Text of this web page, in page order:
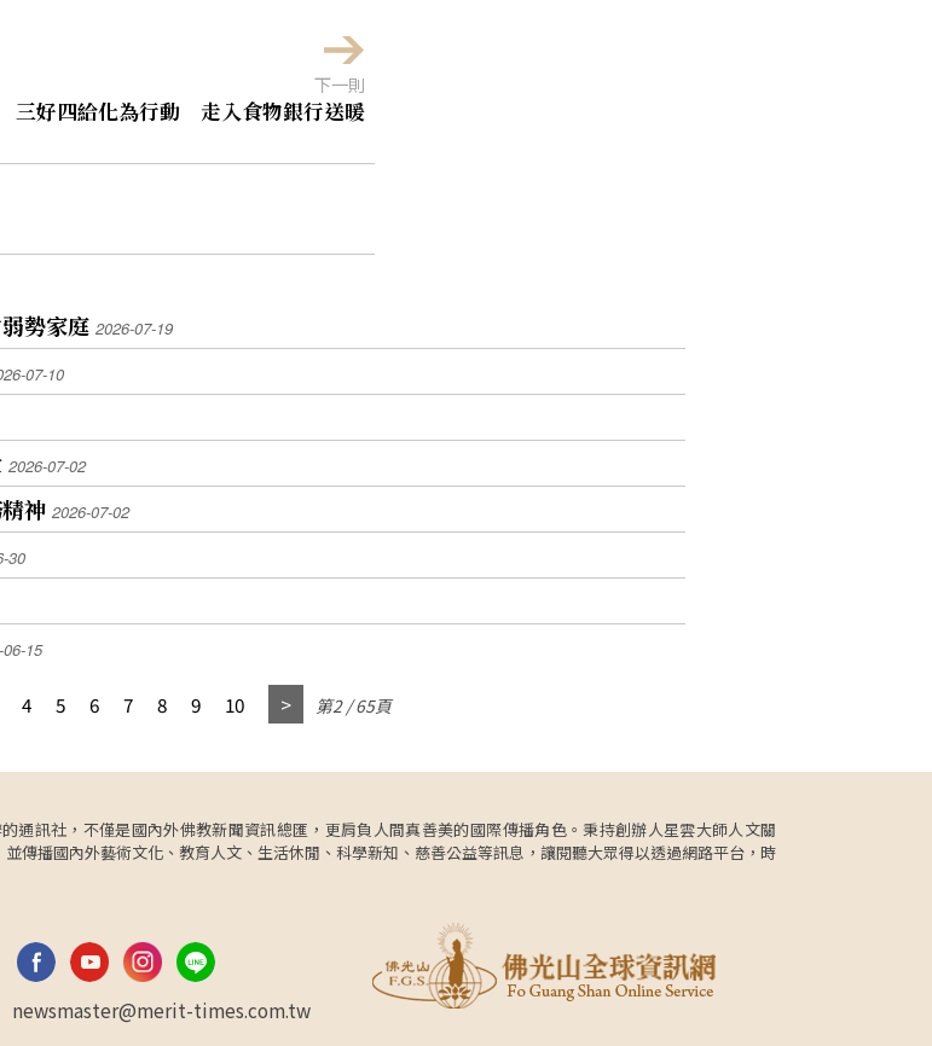
下一則
三好四給化為行動 走入食物銀行送暖
勢家庭 2026-07-19
07-10
2026-07-02
神 2026-07-02
30
15
4 5 6 7 8 9 10 第2 / 65頁
通訊社，不僅是國內外佛教新聞資訊總匯，更肩負人間真善美的國際傳播角色。秉持創辦人星雲大師人文關
傳播國內外藝術文化、教育人文、生活休閒、科學新知、慈善公益等訊息，讓閱聽大眾得以透過網路平台，時
newsmaster@merit-times.com.tw